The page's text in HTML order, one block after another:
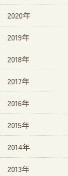
2020年
2019年
2018年
2017年
2016年
2015年
2014年
2013年